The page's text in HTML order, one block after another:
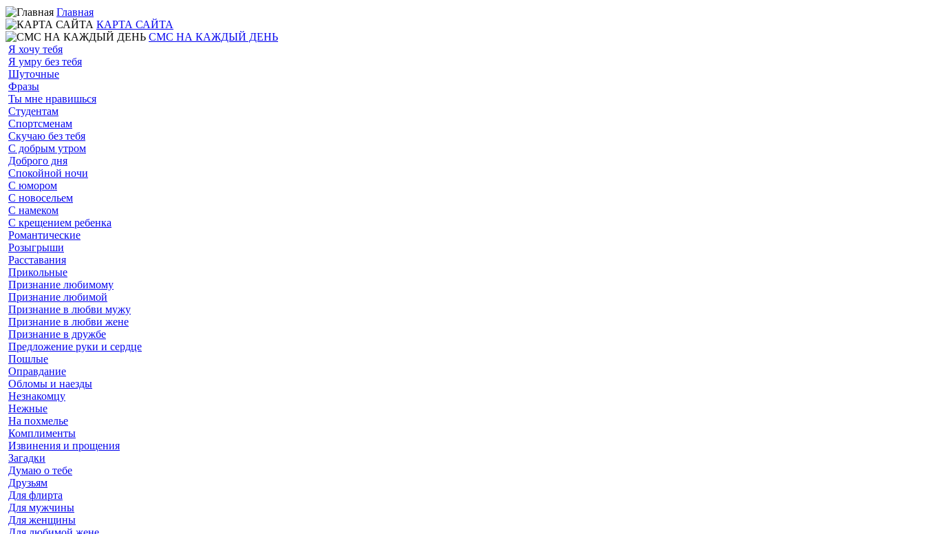
Главная
КАРТА САЙТА
СМС НА КАЖДЫЙ ДЕНЬ
Я хочу тебя
Я умру без тебя
Шуточные
Фразы
Ты мне нравишься
Студентам
Спортсменам
Скучаю без тебя
С добрым утром
Доброго дня
Спокойной ночи
С юмором
С новосельем
С намеком
С крещением ребенка
Романтические
Розыгрыши
Расставания
Прикольные
Признание любимому
Признание любимой
Признание в любви мужу
Признание в любви жене
Признание в дружбе
Предложение руки и сердце
Пошлые
Оправдание
Обломы и наезды
Незнакомцу
Нежные
На похмелье
Комплименты
Извинения и прощения
Загадки
Думаю о тебе
Друзьям
Для флирта
Для мужчины
Для женщины